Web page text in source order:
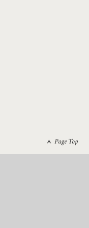
Page Top